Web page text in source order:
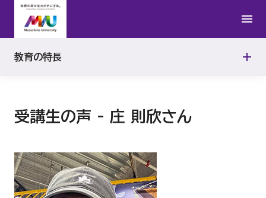
受講生の声 - 庄 則欣さん
教育の特長
ディプロマ・ポリシー（学位授与方針）
アセスメント・ポリシー（学修成果評価方針）
受講生の声
武蔵野地域５大学／放送大学単位互換
生成AIの活用に関する注意事項